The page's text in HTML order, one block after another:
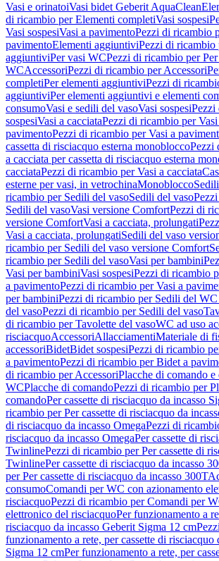
Vasi e orinatoiVasi bidet Geberit AquaClean
di ricambio per Elementi completiVasi sospesi
Vasi sospesiVasi a pavimentoPezzi di ricambio
pavimentoElementi aggiuntiviPezzi di ricambio
aggiuntiviPer vasi WCPezzi di ricambio per
WCAccessoriPezzi di ricambio per Accessori
completiPer elementi aggiuntiviPezzi di
aggiuntiviPer elementi aggiuntivi e elementi
consumoVasi e sedili del vasoVasi sospesiPezzi
sospesiVasi a cacciataPezzi di ricambio per Vasi
pavimentoPezzi di ricambio per Vasi a
cassetta di risciacquo esterna monobloccoPezzi
a cacciata per cassetta di risciacquo esterna
cacciataPezzi di ricambio per Vasi a cacciata
esterne per vasi, in vetrochinaMonoblocco
ricambio per Sedili del vasoSedili del vaso
Sedili del vasoVasi versione ComfortPezzi di
versione ComfortVasi a cacciata, prolungati
Vasi a cacciata, prolungatiSedili del vaso
ricambio per Sedili del vaso versione Comfort
ricambio per Sedili del vasoVasi per bambini
Vasi per bambiniVasi sospesiPezzi di ricambio
a pavimentoPezzi di ricambio per Vasi a
per bambiniPezzi di ricambio per Sedili del
del vasoPezzi di ricambio per Sedili del vaso
di ricambio per Tavolette del vasoWC ad uso
risciacquoAccessoriAllacciamentiMateriale di
accessoriBidetBidet sospesiPezzi di ricambio
a pavimentoPezzi di ricambio per Bidet a
di ricambio per AccessoriPlacche di comando
WCPlacche di comandoPezzi di ricambio per
comandoPer cassette di risciacquo da incasso
ricambio per Per cassette di risciacquo da
di risciacquo da incasso OmegaPezzi di
risciacquo da incasso OmegaPer cassette di
TwinlinePezzi di ricambio per Per cassette di
TwinlinePer cassette di risciacquo da incasso
per Per cassette di risciacquo da incasso 300T
consumoComandi per WC con azionamento
risciacquoPezzi di ricambio per Comandi per
elettronico del risciacquoPer funzionamento a
risciacquo da incasso Geberit Sigma 12 cm
funzionamento a rete, per cassette di risciacquo
Sigma 12 cmPer funzionamento a rete, per